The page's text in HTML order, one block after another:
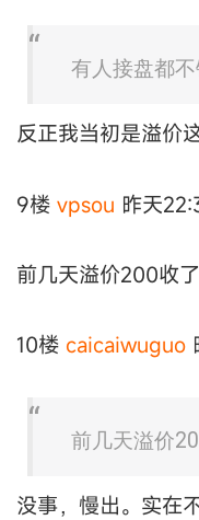
有人接盘都
反正我当初是溢价
9楼 vpsou 昨天
前几天溢价200收
10楼 caicaiwuguo
前几天溢价
没事，慢出。实在